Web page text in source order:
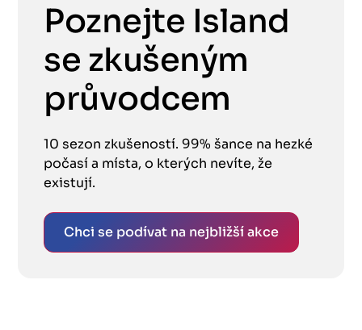
Poznejte Island
se zkušeným
průvodcem
10 sezon zkušeností. 99% šance na hezké
počasí a místa, o kterých nevíte, že
existují.
Chci se podívat na nejbližší akce